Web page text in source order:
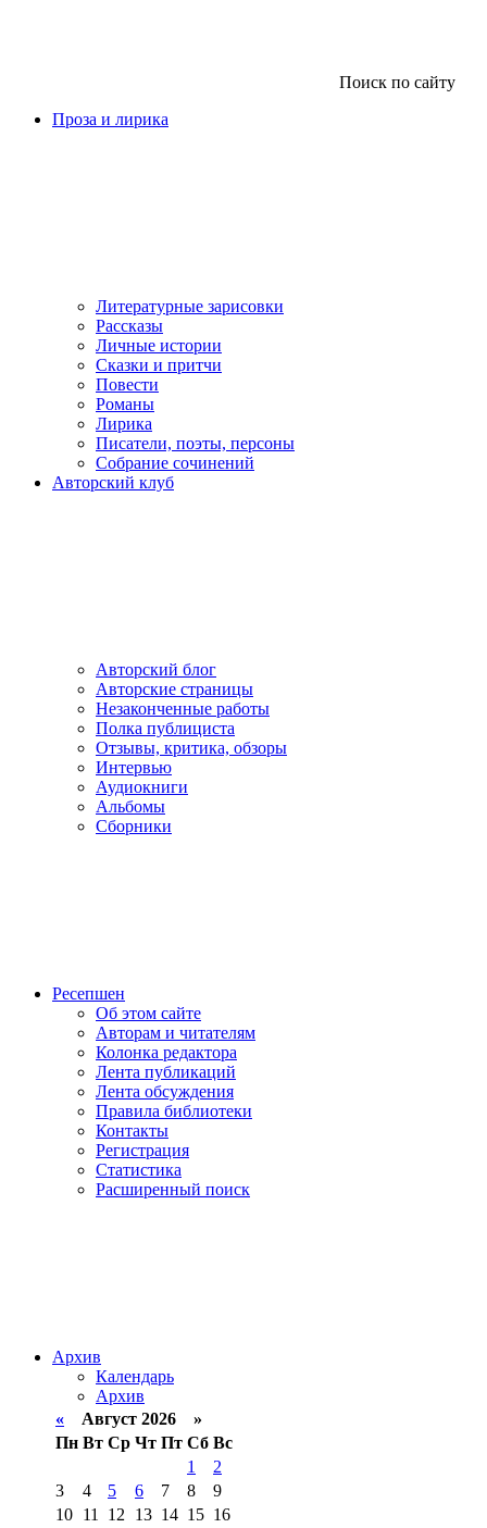
Поиск по сайту
Проза и лирика
Литературные зарисовки
Рассказы
Личные истории
Сказки и притчи
Повести
Романы
Лирика
Писатели, поэты, персоны
Собрание сочинений
Авторский клуб
Авторский блог
Авторские страницы
Незаконченные работы
Полка публициста
Отзывы, критика, обзоры
Интервью
Аудиокниги
Альбомы
Сборники
Ресепшен
Об этом сайте
Авторам и читателям
Колонка редактора
Лента публикаций
Лента обсуждения
Правила библиотеки
Контакты
Регистрация
Статистика
Расширенный поиск
Архив
Календарь
Архив
« Август 2026 »
Пн Вт Ср Чт Пт Сб Вс
1
2
3
4 5 6 7 8
9
10 11 12 13 14 15 16